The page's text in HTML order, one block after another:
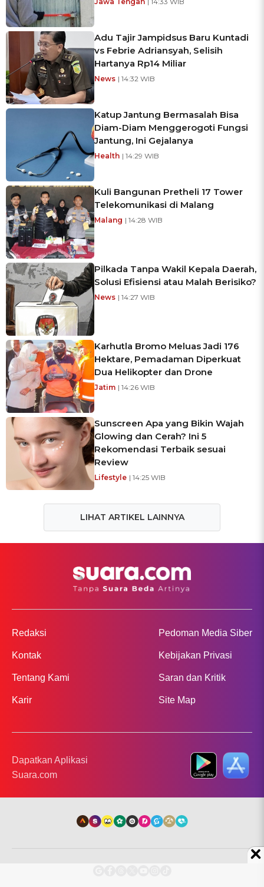
Adu Tajir Jampidsus Baru Kuntadi
vs Febrie Adriansyah, Selisih
Hartanya Rp14 Miliar
News | 14:32 WIB
Katup Jantung Bermasalah Bisa
Diam-Diam Menggerogoti Fungsi
Jantung, Ini Gejalanya
Health | 14:29 WIB
Kuli Bangunan Pretheli 17 Tower
Telekomunikasi di Malang
Malang | 14:28 WIB
Pilkada Tanpa Wakil Kepala Daerah,
Solusi Efisiensi atau Malah Berisiko?
News | 14:27 WIB
Karhutla Bromo Meluas Jadi 176
Hektare, Pemadaman Diperkuat
Dua Helikopter dan Drone
Jatim | 14:26 WIB
Sunscreen Apa yang Bikin Wajah
Glowing dan Cerah? Ini 5
Rekomendasi Terbaik sesuai
Review
Lifestyle | 14:25 WIB
LIHAT ARTIKEL LAINNYA
Redaksi
Kontak
Tentang Kami
Karir
Pedoman Media Siber
Kebijakan Privasi
Saran dan Kritik
Site Map
Dapatkan Aplikasi
Suara.com